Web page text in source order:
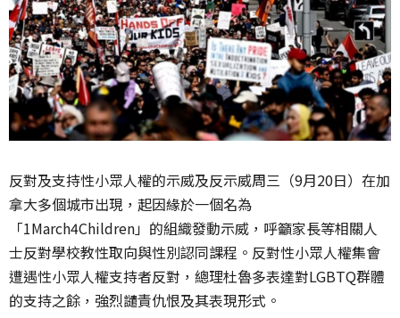
反對及支持性小眾人權的示威及反示威周三（9月20日）在加
拿大多個城市出現，起因緣於一個名為
「1March4Children」的組織發動示威，呼籲家長等相關人
士反對學校教性取向與性別認同課程。反對性小眾人權集會
遭遇性小眾人權支持者反對，總理杜魯多表達對LGBTQ群體
的支持之餘，強烈譴責仇恨及其表現形式。